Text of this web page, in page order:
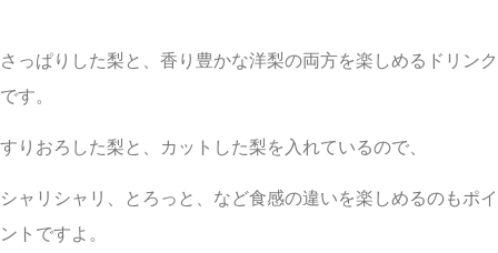
さっぱりした梨と、香り豊かな洋梨の両方を楽しめるドリンク
です。
すりおろした梨と、カットした梨を入れているので、
シャリシャリ、とろっと、など食感の違いを楽しめるのもポイ
ントですよ。